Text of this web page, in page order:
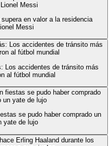
supera en valor a la residencia
Messi
Los accidentes de tránsito más
al fútbol mundial
se pudo haber comprado un
yate de lujo